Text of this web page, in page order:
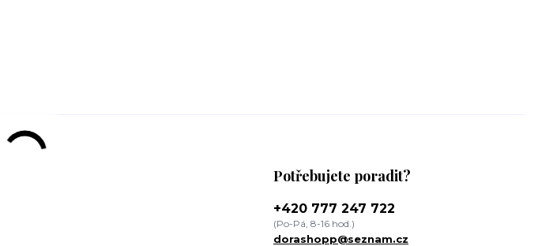
Potřebujete poradit?
+420 777 247 722
(Po-Pá, 8-16 hod.)
dorashopp@seznam.cz